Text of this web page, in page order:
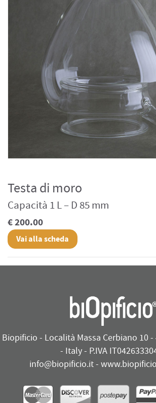
Testa di moro
Capacità 1 L – D 85 mm
€ 200.00
Vai alla scheda
Biopificio - Località Massa Cerbiano 10 -
- Italy - P.IVA
info@biopificio.it-